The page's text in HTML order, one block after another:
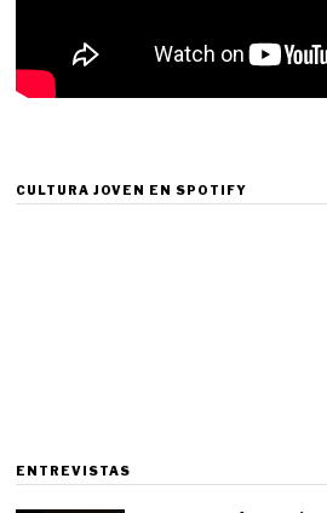
CULTURA JOVEN EN SPOTIFY
ENTREVISTAS